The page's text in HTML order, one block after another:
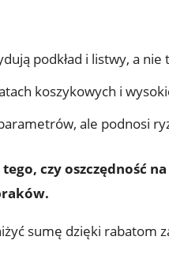
podkład i listwy, a
koszykowych i
ale podnosi
czy oszczędność
sumę dzięki rabatom